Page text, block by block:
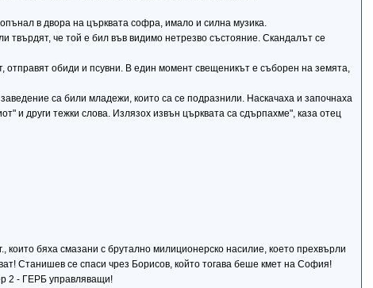
в двора на църквата софра, имало и силна музика.
че той е бил във видимо нетрезво състояние. Скандалът се
отправят обиди и псувни. В един момент свещеникът е съборен на земята,
са били младежи, които са се подразнили. Наскачаха и започнаха
и други тежки слова. Излязох извън църквата са сдърпахме", каза отец
бяха смазани с брутално милиционерско насилие, което прехвърли
Станишев се спаси чрез Борисов, който тогава беше кмет на София!
2 - ГЕРБ управляващи!